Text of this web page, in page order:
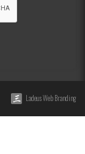
Ladeus Web Branding